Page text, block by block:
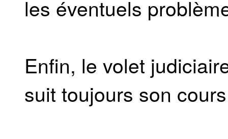
les éventuels
Enfin, le volet
suit toujours son